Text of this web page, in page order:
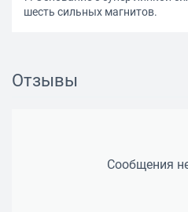
шесть сильных магнитов.
Отзывы
Сообщения